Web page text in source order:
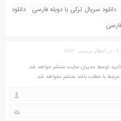
دانلود سریال ترکی با دوبله فارسی
دانلود
توسط مدیران سایت منتشر خواهد شد.
مرتبط با مطلب باشد منتشر نخواهد شد.